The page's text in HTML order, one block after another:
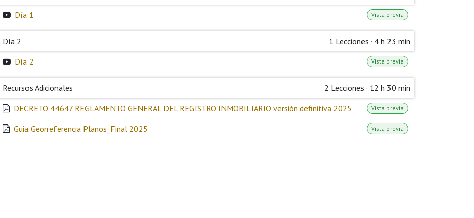
Día 1
Vista previa
Día 2 1 Lecciones · 4 h 23 min
Día 2
Vista previa
Recursos Adicionales 2 Lecciones · 12 h 30 min
DECRETO 44647 REGLAMENTO GENERAL DEL REGISTRO INMOBILIARIO versión definitiva 2025
Vista previa
Guia Georreferencia Planos_Final 2025 Vista previa